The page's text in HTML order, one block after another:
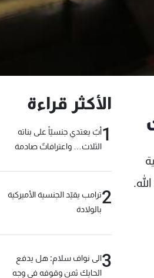
الأكثر قراءة
1أبٌ يعتدي جنسيّاً على بناته
الثلاث… واعترافاتٌ صادمة
2ترامب يقيّد الجنسية الأميركية
بالولادة
3الى نواف سلام: هل يدفع
الحايك ثمن وقوفه في وجه